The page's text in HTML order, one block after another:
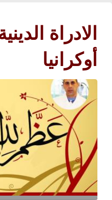
الادراة
أوكرانيا